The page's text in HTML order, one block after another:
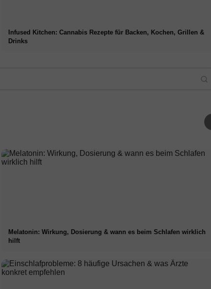
Infused Kitchen: Cannabis Rezepte für Backen, Kochen, Grillen &
Drinks
Melatonin: Wirkung, Dosierung & wann es beim Schlafen wirklich
hilft